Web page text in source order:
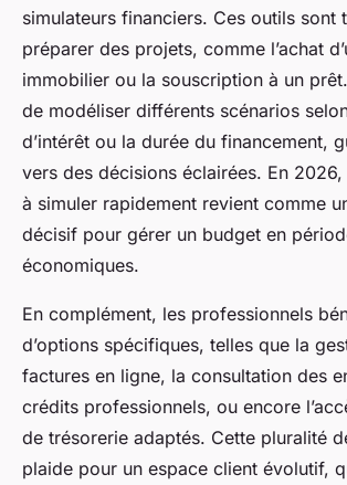
simulateurs financiers. Ces outils sont
préparer des projets, comme l’achat
immobilier ou la souscription à un
de modéliser différents scénarios
d’intérêt ou la durée du financement,
vers des décisions éclairées. En
à simuler rapidement revient comme
décisif pour gérer un budget en
économiques.
En complément, les professionnels
d’options spécifiques, telles que la
factures en ligne, la consultation des
crédits professionnels, ou encore
de trésorerie adaptés. Cette pluralité
plaide pour un espace client évolutif,